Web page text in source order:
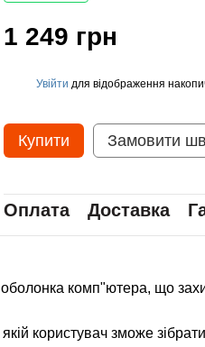
1 249 грн
Увійти для відображення
Купити Замовити
Оплата Доставка
комп"ютера, що
користувач зможе